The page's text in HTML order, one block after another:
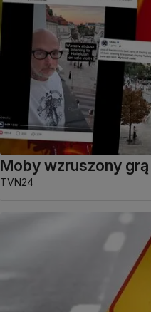
Moby wzruszony
TVN24